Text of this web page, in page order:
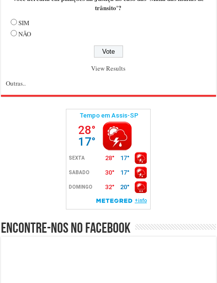
trânsito'?
SIM
NÃO
View Results
Outras..
Encontre-nos no Facebook